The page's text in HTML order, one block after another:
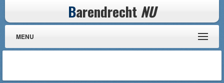
Barendrecht NU
MENU